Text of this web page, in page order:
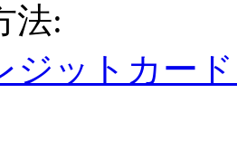
法:
ジットカー